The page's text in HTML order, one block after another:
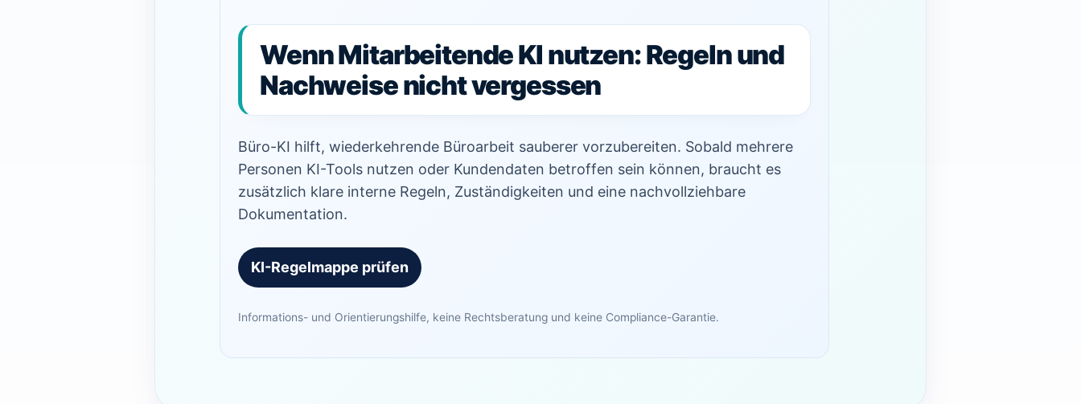
Wenn Mitarbeitende KI nutzen: Regeln und
Nachweise nicht vergessen
Büro-KI hilft, wiederkehrende Büroarbeit sauberer vorzubereiten. Sobald mehrere
Personen KI-Tools nutzen oder Kundendaten betroffen sein können, braucht es
zusätzlich klare interne Regeln, Zuständigkeiten und eine nachvollziehbare
Dokumentation.
KI-Regelmappe prüfen
Informations- und Orientierungshilfe, keine Rechtsberatung und keine Compliance-Garantie.